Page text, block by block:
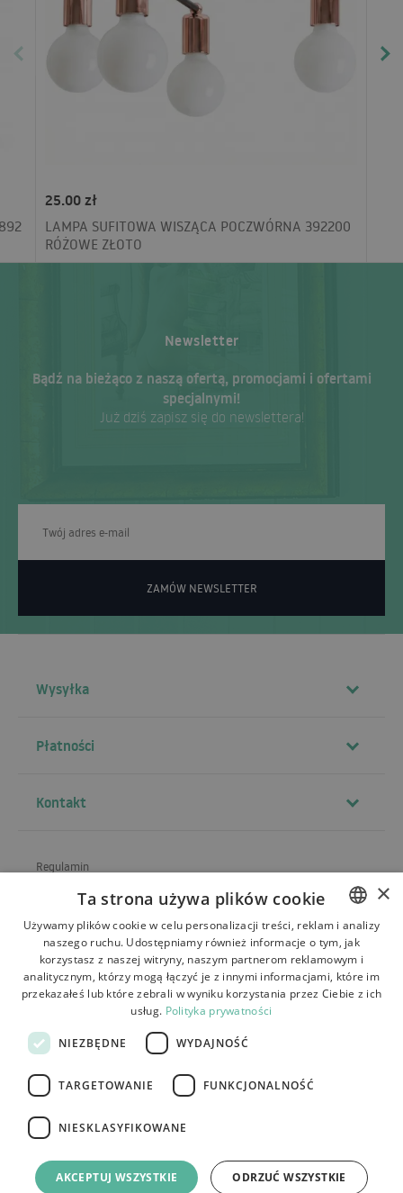
25.00 zł
LAMPA SUFITOWA WISZĄCA POCZWÓRNA 392200
RÓŻOWE ZŁOTO
Newsletter
Bądź na bieżąco z naszą ofertą, promocjami i ofertami
specjalnymi!
Już dziś zapisz się do newslettera!
ZAMÓW NEWSLETTER
Wysyłka
Płatności
Kontakt
Regulamin
Wysyłka
Zwroty i reklamacje
Kontakt
e-commerce platform by:
POLISH
BULGARIAN
ROMANIAN
×
Ta strona używa plików cookie
Używamy plików cookie w celu personalizacji treści, reklam i analizy
naszego ruchu. Udostępniamy również informacje o tym, jak
korzystasz z naszej witryny, naszym partnerom reklamowym i
analitycznym, którzy mogą łączyć je z innymi informacjami, które im
przekazałeś lub które zebrali w wyniku korzystania przez Ciebie z ich
usług. Polityka prywatności
NIEZBĘDNE WYDAJNOŚĆ
TARGETOWANIE FUNKCJONALNOŚĆ
NIESKLASYFIKOWANE
AKCEPTUJ WSZYSTKIE ODRZUĆ WSZYSTKIE